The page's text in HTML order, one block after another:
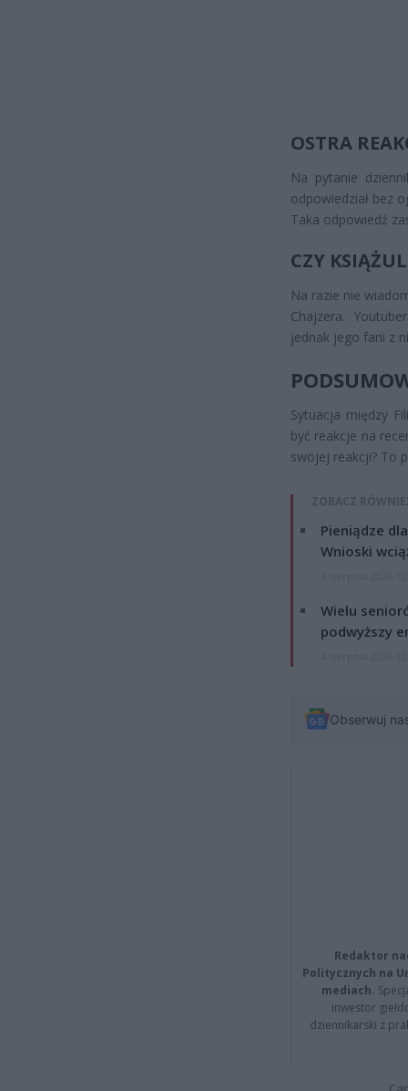
OSTRA
Na pytanie
odpowiedział bez
Taka odpowiedź
CZY
Na razie nie
Chajzera.
jednak jego fani z
Sytuacja między
być reakcje na
swojej reakcji? To
ZOBACZ
Pieniądze
Wnioski
Wielu
podwyższy
Obserwuj
Redaktor
Politycznych na
mediach.
inwestor
dziennikarski z